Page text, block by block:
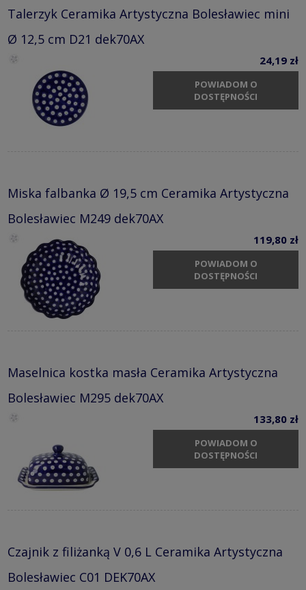
Talerzyk Ceramika Artystyczna Bolesławiec mini
Ø 12,5 cm D21 dek70AX
24,19 zł
POWIADOM O
DOSTĘPNOŚCI
Miska falbanka Ø 19,5 cm Ceramika Artystyczna
Bolesławiec M249 dek70AX
119,80 zł
POWIADOM O
DOSTĘPNOŚCI
Maselnica kostka masła Ceramika Artystyczna
Bolesławiec M295 dek70AX
133,80 zł
POWIADOM O
DOSTĘPNOŚCI
Czajnik z filiżanką V 0,6 L Ceramika Artystyczna
Bolesławiec C01 DEK70AX